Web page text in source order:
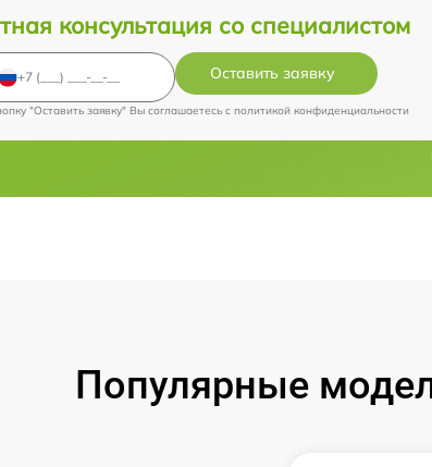
консультация со специалистом
Оставить заявку
"Оставить заявку" Вы соглашаетесь c политикой конфиденциальности
Популярные